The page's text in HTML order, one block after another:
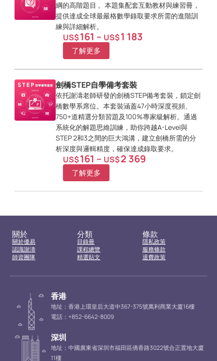
綱的高階題目 。本題集配套互動教材與練習冊，
提供達成全球最嚴格數學錄取要求所需的進階訓
練與詳細解析。
US$161 – US$1 183
了解更多
劍橋STEP自學備考套裝
依托謝濤老師研發的劍橋STEP備考套裝，鎖定劍
橋數學系席位。本套裝涵蓋47小時深度視頻、
750+道精選分類習題及100%專家級解析。通過
系統化的解題思維訓練，助你跨越A-Level與
STEP 2和3之間的巨大鴻溝，建立劍橋所需的分
析深度與邏輯精度，確保達成錄取要求。
US$161 – US$2 369
了解更多
關於
關於優易
認識謝濤
師資團隊
分類
目錄冊
課程總覽
精選貼文
條款
隱私政策
服務條款
退費政策
香港
地址：香港上環皇后大道中367-375號萬利商業大廈16樓
電話：+852-6642-8009
深圳
地址：中國廣東省深圳市福田區僑香路3022號合正置地大廈
11樓